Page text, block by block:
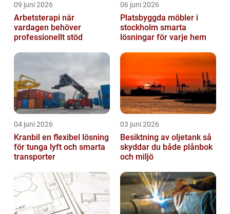
09 juni 2026
Arbetsterapi när
vardagen behöver
professionellt stöd
06 juni 2026
Platsbyggda möbler i
stockholm smarta
lösningar för varje hem
04 juni 2026
Kranbil en flexibel lösning
för tunga lyft och smarta
transporter
03 juni 2026
Besiktning av oljetank så
skyddar du både plånbok
och miljö